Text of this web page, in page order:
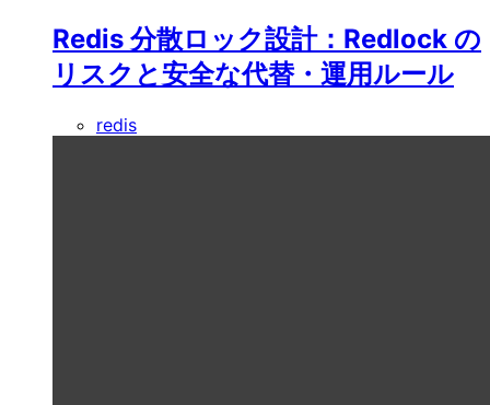
Redis 分散ロック設計：Redlock の
リスクと安全な代替・運用ルール
redis